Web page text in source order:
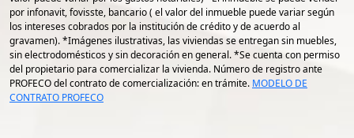
por infonavit, fovisste, bancario ( el valor del inmueble puede variar según
los intereses cobrados por la institución de crédito y de acuerdo al
gravamen). *Imágenes ilustrativas, las viviendas se entregan sin muebles,
sin electrodomésticos y sin decoración en general. *Se cuenta con permiso
del propietario para comercializar la vivienda. Número de registro ante
PROFECO del contrato de comercialización: en trámite. MODELO DE
CONTRATO PROFECO